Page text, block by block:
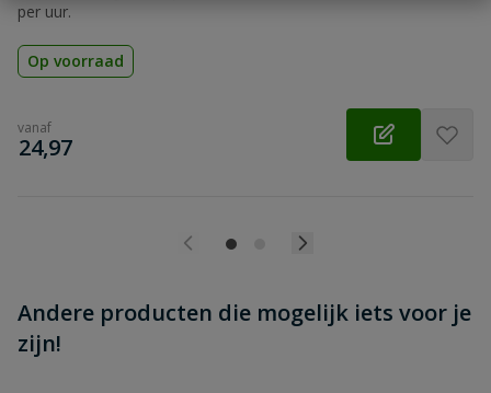
per uur.
Op voorraad
vanaf
€
24,97
Andere producten die mogelijk iets voor je
zijn!